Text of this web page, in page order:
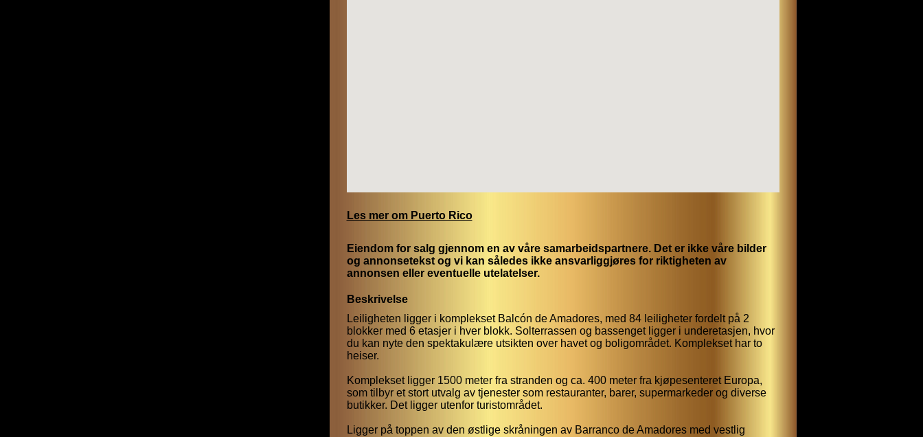
Les mer om Puerto Rico
Eiendom for salg gjennom en av våre samarbeidspartnere. Det er ikke våre bilder
og annonsetekst og vi kan således ikke ansvarliggjøres for riktigheten av
annonsen eller eventuelle utelatelser.
Beskrivelse
Leiligheten ligger i komplekset Balcón de Amadores, med 84 leiligheter fordelt på 2
blokker med 6 etasjer i hver blokk. Solterrassen og bassenget ligger i underetasjen, hvor
du kan nyte den spektakulære utsikten over havet og boligområdet. Komplekset har to
heiser.
Komplekset ligger 1500 meter fra stranden og ca. 400 meter fra kjøpesenteret Europa,
som tilbyr et stort utvalg av tjenester som restauranter, barer, supermarkeder og diverse
butikker. Det ligger utenfor turistområdet.
Ligger på toppen av den østlige skråningen av Barranco de Amadores med vestlig